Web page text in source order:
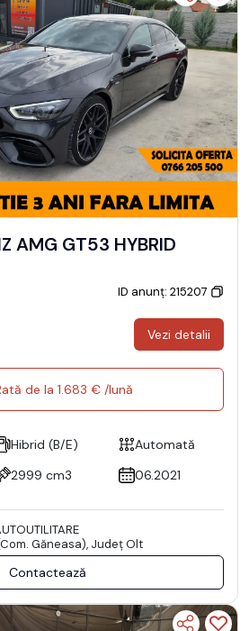
AMG GT53 HYBRID
ID anunț: 215207
Vezi detalii
de la 1.683 € /lună
Hibrid (B/E)
Automată
2999 cm3 06.2021
Găneasa), Județ Olt
Contactează